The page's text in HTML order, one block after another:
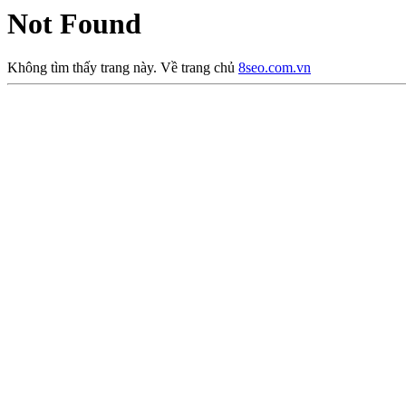
Not Found
Không tìm thấy trang này. Về trang chủ 8seo.com.vn